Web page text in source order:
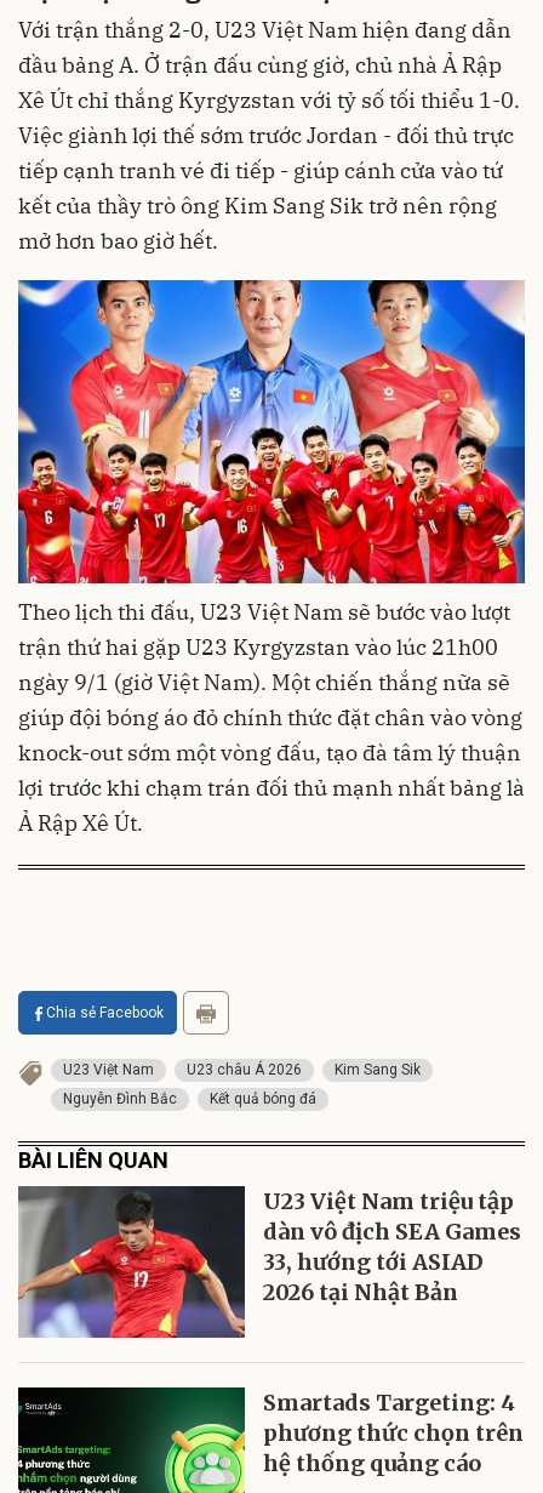
Với trận thắng 2-0, U23 Việt Nam hiện đang dẫn
đầu bảng A. Ở trận đấu cùng giờ, chủ nhà Ả Rập
Xê Út chỉ thắng Kyrgyzstan với tỷ số tối thiểu 1-0.
Việc giành lợi thế sớm trước Jordan - đối thủ trực
tiếp cạnh tranh vé đi tiếp - giúp cánh cửa vào tứ
kết của thầy trò ông Kim Sang Sik trở nên rộng
mở hơn bao giờ hết.
Theo lịch thi đấu, U23 Việt Nam sẽ bước vào lượt
trận thứ hai gặp U23 Kyrgyzstan vào lúc 21h00
ngày 9/1 (giờ Việt Nam). Một chiến thắng nữa sẽ
giúp đội bóng áo đỏ chính thức đặt chân vào vòng
knock-out sớm một vòng đấu, tạo đà tâm lý thuận
lợi trước khi chạm trán đối thủ mạnh nhất bảng là
Ả Rập Xê Út.
Chia sẻ Facebook
U23 Việt Nam U23 châu Á 2026
Kim Sang Sik
Nguyễn Đình Bắc
Kết quả bóng đá
BÀI LIÊN QUAN
U23 Việt Nam triệu tập
dàn vô địch SEA Games
33, hướng tới ASIAD
2026 tại Nhật Bản
Smartads Targeting: 4
phương thức chọn trên
hệ thống quảng cáo